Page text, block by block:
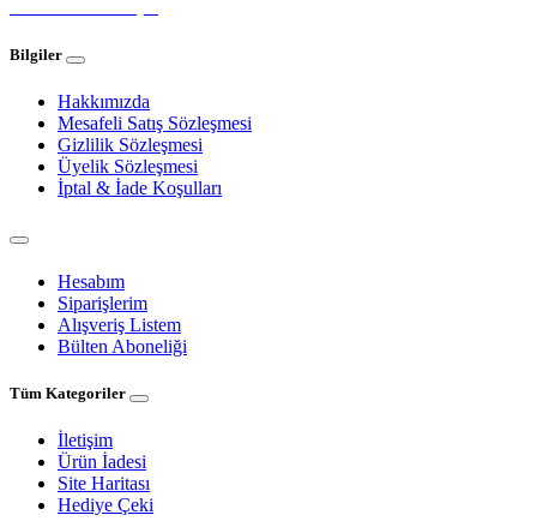
Bilgiler
Hakkımızda
Mesafeli Satış Sözleşmesi
Gizlilik Sözleşmesi
Üyelik Sözleşmesi
İptal & İade Koşulları
Hesabım
Siparişlerim
Alışveriş Listem
Bülten Aboneliği
Tüm Kategoriler
İletişim
Ürün İadesi
Site Haritası
Hediye Çeki